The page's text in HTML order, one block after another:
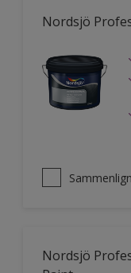
Nordsjö
Nordsjö